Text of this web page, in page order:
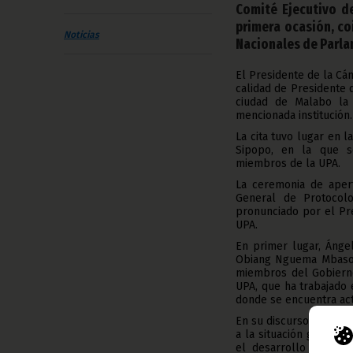
Noticias
Comité Ejecutivo
primera ocasión,
Nacionales de
El Presidente de la
calidad de Presidente
ciudad de Malabo
mencionada institución.
La cita tuvo lugar en
Sipopo, en la que
miembros de la UPA.
La ceremonia de
General de
pronunciado por el
UPA.
En primer lugar,
Obiang Nguema
miembros del
UPA, que ha
donde se encuentra
En su discurso, el
a la situación general
el desarrollo de